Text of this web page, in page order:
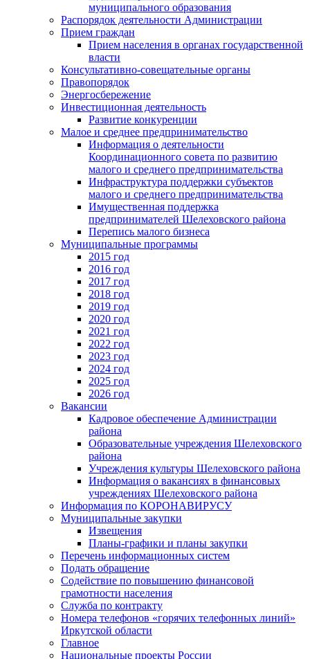
муниципального образования
Распорядок деятельности Администрации
Прием граждан
Прием населения в органах государственной
власти
Консультативно-совещательные органы
Правопорядок
Энергосбережение
Инвестиционная деятельность
Развитие конкуренции
Малое и среднее предпринимательство
Информация о деятельности
Координационного совета по развитию
малого и среднего предпринимательства
Инфраструктура поддержки субъектов
малого и среднего предпринимательства
Имущественная поддержка
предпринимателей Шелеховского района
Перепись малого бизнеса
Муниципальные программы
2015 год
2016 год
2017 год
2018 год
2019 год
2020 год
2021 год
2022 год
2023 год
2024 год
2025 год
2026 год
Вакансии
Кадровое обеспечение Администрации
района
Образовательные учреждения Шелеховского
района
Учреждения культуры Шелеховского района
Информация о вакансиях в финансовых
учреждениях Шелеховского района
Информация по КОРОНАВИРУСУ
Муниципальные закупки
Извещения
Планы-графики и планы закупки
Перечень информационных систем
Подать обращение
Содействие по повышению финансовой
грамотности населения
Служба по контракту
Номера телефонов «горячих телефонных линий»
Иркутской области
Главное
Национальные проекты России